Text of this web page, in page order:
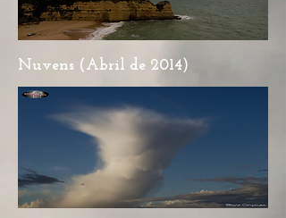
Nuvens (Abril de 2014)